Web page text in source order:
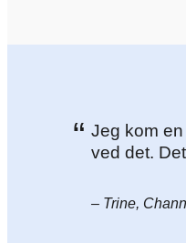
“ Jeg kom
ved det.
– Trine,